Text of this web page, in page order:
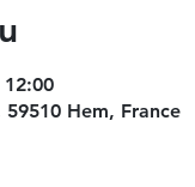
Hem, France